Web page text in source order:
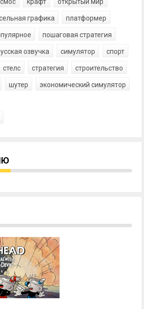
крафт открытый мир
графика платформер
пошаговая стратегия
озвучка симулятор спорт
стелс стратегия строительство
шутер экономический симулятор